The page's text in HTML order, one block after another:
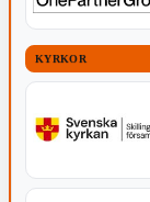
KYRKOR